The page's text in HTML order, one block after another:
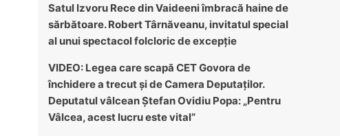
Satul Izvoru Rece din Vaideeni îmbracă haine de
sărbătoare. Robert Târnăveanu, invitatul special
al unui spectacol folcloric de excepție
VIDEO: Legea care scapă CET Govora de
închidere a trecut și de Camera Deputaților.
Deputatul vâlcean Ștefan Ovidiu Popa: „Pentru
Vâlcea, acest lucru este vital”